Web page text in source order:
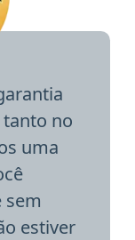
no
uma
sem
estiver